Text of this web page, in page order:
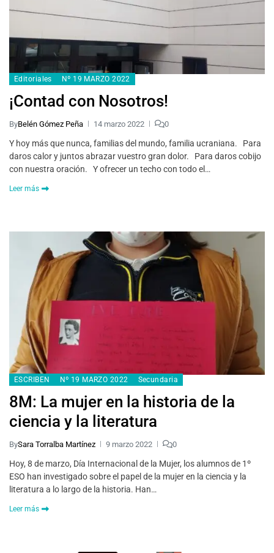
Editoriales Nº 19 MARZO 2022
¡Contad con Nosotros!
ByBelén Gómez Peña 14 marzo 2022 0
Y hoy más que nunca, familias del mundo, familia ucraniana. Para
daros calor y juntos abrazar vuestro gran dolor. Para daros cobijo
con nuestra oración. Y ofrecer un techo con todo el…
Leer más
ESCRIBEN Nº 19 MARZO 2022 Secundaria
8M: La mujer en la historia de la
ciencia y la literatura
BySara Torralba Martínez 9 marzo 2022 0
Hoy, 8 de marzo, Día Internacional de la Mujer, los alumnos de 1º
ESO han investigado sobre el papel de la mujer en la ciencia y la
literatura a lo largo de la historia. Han…
Leer más